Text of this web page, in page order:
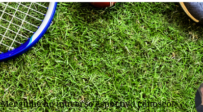
Mergulhe no universo esportivo conosco!